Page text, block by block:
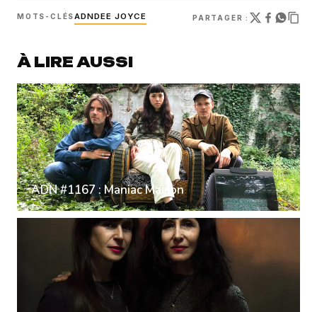
MOTS-CLÉSADNDEE JOYCE PARTAGER :
À LIRE AUSSI
ADN #1167 : Maniac Maison